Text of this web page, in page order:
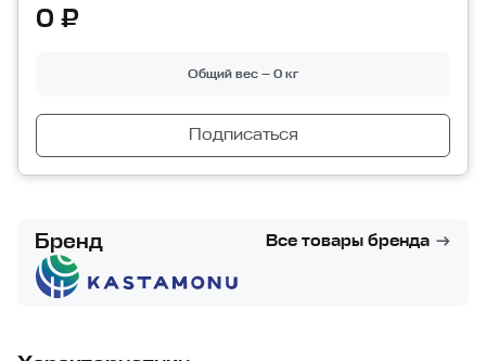
0 ₽
Общий вес — 0 кг
Подписаться
Бренд Все товары бренда